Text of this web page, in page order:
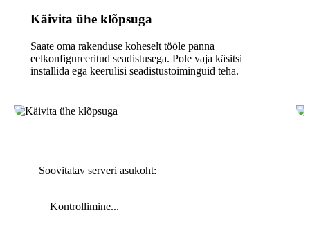
Käivita ühe klõpsuga
Saate oma rakenduse koheselt tööle panna
eelkonfigureeritud seadistusega. Pole vaja käsitsi
installida ega keerulisi seadistustoiminguid teha.
Soovitatav serveri asukoht:
Kontrollimine...